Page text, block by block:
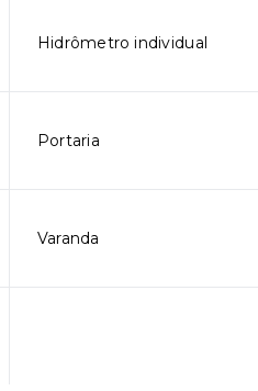
Hidrômetro individual
Portaria
Varanda